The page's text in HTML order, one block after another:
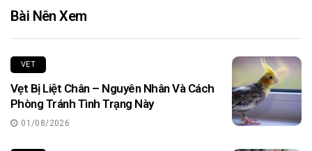
Bài Nên Xem
VẸT
Vẹt Bị Liệt Chân – Nguyên Nhân Và Cách
Phòng Tránh Tình Trạng Này
01/08/2026